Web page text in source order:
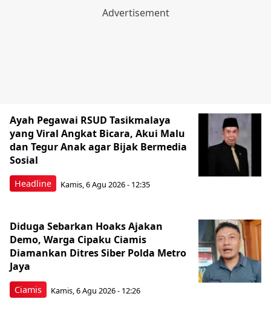
Headline
Ayah Pegawai RSUD Tasikmalaya
yang Viral Angkat Bicara, Akui Malu
dan Tegur Anak agar Bijak Bermedia
Sosial
Kamis, 6 Agu 2026 - 12:35
Ciamis
Diduga Sebarkan Hoaks Ajakan
Demo, Warga Cipaku Ciamis
Diamankan Ditres Siber Polda Metro
Jaya
Kamis, 6 Agu 2026 - 12:26